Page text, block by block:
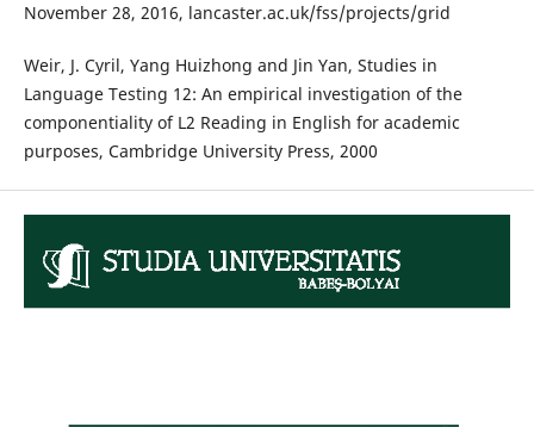
November 28, 2016, lancaster.ac.uk/fss/projects/grid
Weir, J. Cyril, Yang Huizhong and Jin Yan, Studies in
Language Testing 12: An empirical investigation of the
componentiality of L2 Reading in English for academic
purposes, Cambridge University Press, 2000